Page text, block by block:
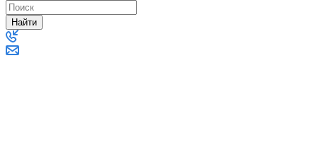
Найти